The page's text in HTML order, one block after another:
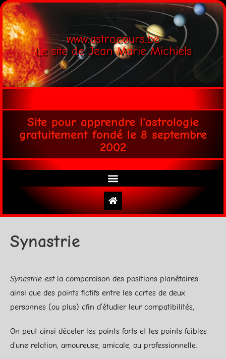
www.astrocours.be
Le site de Jean Marie Michiels
Site pour apprendre l'astrologie
gratuitement fondé le 8 septembre
2002
Synastrie
Synastrie estla comparaison des positions planétaires
ainsi que des points fictifs entre les cartes de deux
personnes (ou plus) afin d’étudier leur compatibilités,
On peut ainsi déceler les points forts et les points faibles
d’une relation, amoureuse, amicale, ou professionnelle.